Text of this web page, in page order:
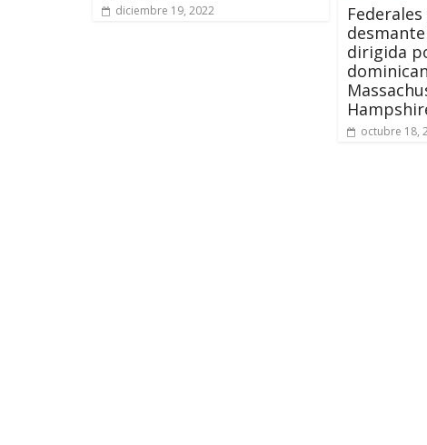
diciembre 19, 2022
dirigida
octubre 18,